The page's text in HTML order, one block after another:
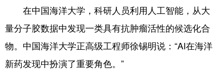
在中国海洋大学，科研人员利用人工智能，从大
量分子胶数据中发现一类具有抗肿瘤活性的候选化合
物。中国海洋大学正高级工程师徐锡明说：“AI在海洋
新药发现中扮演了重要角色。”